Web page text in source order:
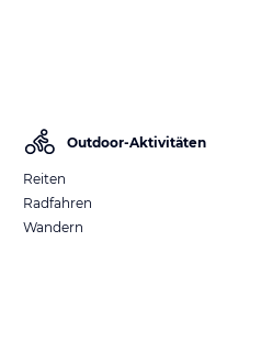
Outdoor-Aktivitäten
Reiten
Radfahren
Wandern